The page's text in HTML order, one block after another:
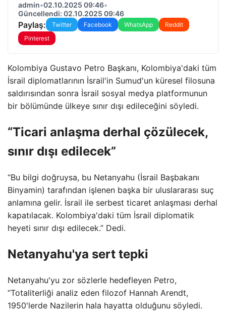
admin•02.10.2025 09:46•
Güncellendi: 02.10.2025 09:46
Paylaş: Twitter Facebook WhatsApp
Reddit
Pinterest
Kolombiya Gustavo Petro Başkanı, Kolombiya'daki tüm
İsrail diplomatlarının İsrail'in Sumud'un küresel filosuna
saldırısından sonra İsrail sosyal medya platformunun
bir bölümünde ülkeye sınır dışı edileceğini söyledi.
“Ticari anlaşma derhal çözülecek,
sınır dışı edilecek”
“Bu bilgi doğruysa, bu Netanyahu (İsrail Başbakanı
Binyamin) tarafından işlenen başka bir uluslararası suç
anlamına gelir. İsrail ile serbest ticaret anlaşması derhal
kapatılacak. Kolombiya'daki tüm İsrail diplomatik
heyeti sınır dışı edilecek.” Dedi.
Netanyahu'ya sert tepki
Netanyahu'yu zor sözlerle hedefleyen Petro,
“Totaliterliği analiz eden filozof Hannah Arendt,
1950'lerde Nazilerin hala hayatta olduğunu söyledi.